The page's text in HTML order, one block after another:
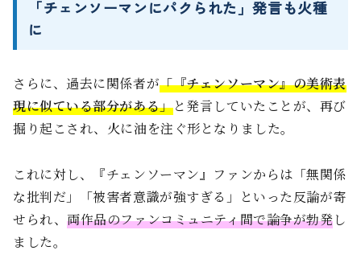
「チェンソーマンにパクられた」発言も火種
に
さらに、過去に関係者が「『チェンソーマン』の美術表
現に似ている部分がある」と発言していたことが、再び
掘り起こされ、火に油を注ぐ形となりました。
これに対し、『チェンソーマン』ファンからは「無関係
な批判だ」「被害者意識が強すぎる」といった反論が寄
せられ、両作品のファンコミュニティ間で論争が勃発し
ました。